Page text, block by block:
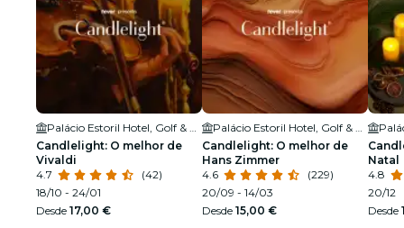
Palácio Estoril Hotel, Golf & Wellness, Cascais
Candlelight: O melhor de
Vivaldi
4.7
(42)
18/10 - 24/01
Desde 17,00 €
Palácio Estoril Hotel, Golf & Wellness, Cascais
Candlelight: O melhor de
Hans Zimmer
4.6
(229)
20/09 - 14/03
Desde 15,00 €
Natal
4.8
20/12
Desde